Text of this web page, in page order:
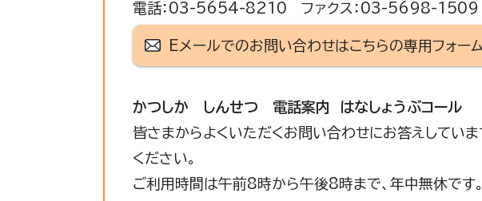
電話：03-5654-8210 ファクス：03-5698-1509
Eメールでのお問い合わせはこちらの専用フォー
かつしか しんせつ 電話案内 はなしょうぶコール
皆さまからよくいただくお問い合わせにお答えしてい
ください。
ご利用時間は午前8時から午後8時まで、年中無休です。